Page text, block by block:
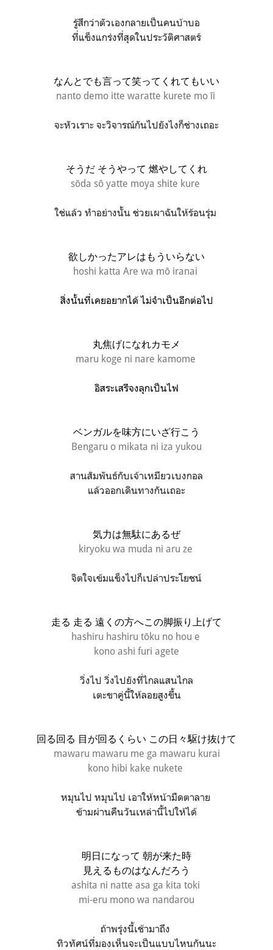
รู้สึกว่าตัวเองกลายเป็นคนบ้าบอ
ที่แข็งแกร่งที่สุดในประวัติศาสตร์
なんとでも言って笑ってくれてもいい
nanto demo itte waratte kurete mo īi
จะหัวเราะ จะวิจารณ์กันไปยังไงก็ช่างเถอะ
そうだ そうやって 燃やしてくれ
sōda sō yatte moya shite kure
ใช่แล้ว ทำอย่างนั้น ช่วยเผาฉันให้ร้อนรุ่ม
欲しかったアレはもういらない
hoshi katta Are wa mō iranai
สิ่งนั้นที่เคยอยากได้ ไม่จำเป็นอีกต่อไป
丸焦げになれカモメ
maru koge ni nare kamome
อิสระเสรีจงลุกเป็นไฟ
ベンガルを味方にいざ行こう
Bengaru o mikata ni iza yukou
สานสัมพันธ์กับเจ้าเหมียวเบงกอล
แล้วออกเดินทางกันเถอะ
気力は無駄にあるぜ
kiryoku wa muda ni aru ze
จิตใจเข้มแข็งไปก็เปล่าประโยชน์
走る 走る 遠くの方へこの脚振り上げて
hashiru hashiru tōku no hou e
kono ashi furi agete
วิ่งไป วิ่งไปยังที่ไกลแสนไกล
เตะขาคู่นี้ให้ลอยสูงขึ้น
回る回る 目が回るくらい この日々駆け抜けて
mawaru mawaru me ga mawaru kurai
kono hibi kake nukete
หมุนไป หมุนไป เอาให้หน้ามืดตาลาย
ข้ามผ่านคืนวันเหล่านี้ไปให้ได้
明日になって 朝が来た時
見えるものはなんだろう
ashita ni natte asa ga kita toki
mi-eru mono wa nandarou
ถ้าพรุ่งนี้เช้ามาถึง
ทิวทัศน์ที่มองเห็นจะเป็นแบบไหนกันนะ